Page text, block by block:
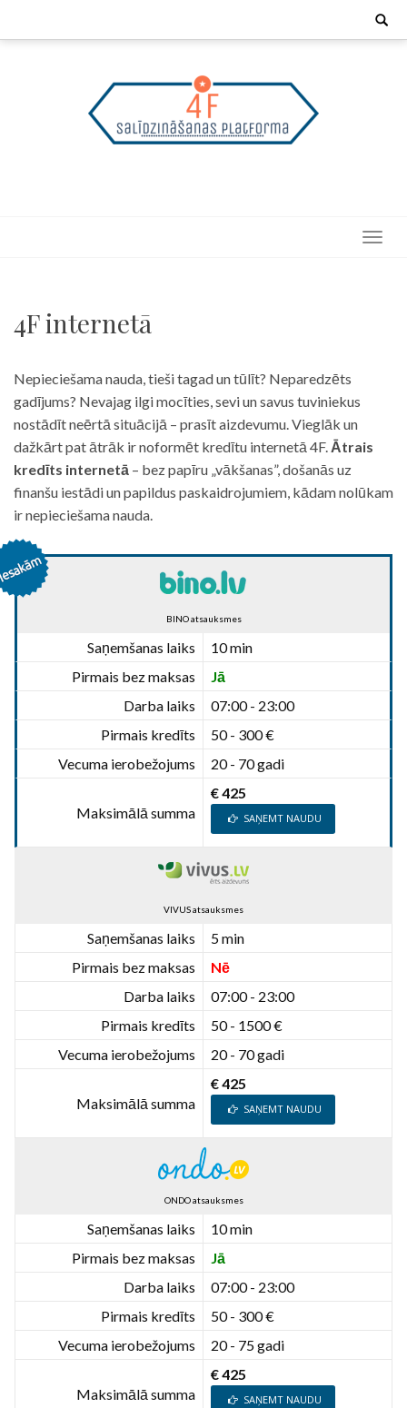
Search
4F internetā
Nepieciešama nauda, tieši tagad un tūlīt? Neparedzēts
gadījums? Nevajag ilgi mocīties, sevi un savus tuviniekus
nostādīt neērtā situācijā – prasīt aizdevumu. Vieglāk un
dažkārt pat ātrāk ir noformēt kredītu internetā 4F. Ātrais
kredīts internetā – bez papīru „vākšanas”, došanās uz
finanšu iestādi un papildus paskaidrojumiem, kādam nolūkam
ir nepieciešama nauda.
BINO atsauksmes
Saņemšanas laiks
10 min
Pirmais bez maksas
Jā
Darba laiks
07:00 - 23:00
Pirmais kredīts
50 - 300 €
Vecuma ierobežojums
20 - 70 gadi
Maksimālā summa
€ 425
SAŅEMT NAUDU
VIVUS atsauksmes
Saņemšanas laiks
5 min
Pirmais bez maksas
Nē
Darba laiks
07:00 - 23:00
Pirmais kredīts
50 - 1500 €
Vecuma ierobežojums
20 - 70 gadi
Maksimālā summa
€ 425
SAŅEMT NAUDU
ONDO atsauksmes
Saņemšanas laiks
10 min
Pirmais bez maksas
Jā
Darba laiks
07:00 - 23:00
Pirmais kredīts
50 - 300 €
Vecuma ierobežojums
20 - 75 gadi
Maksimālā summa
€ 425
SAŅEMT NAUDU